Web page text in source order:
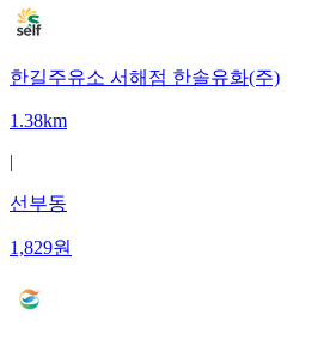
한길주유소 서해점 한솔유화(주)
1.38km
|
선부동
1,829원